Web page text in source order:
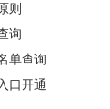
则
询
单查询
口开通